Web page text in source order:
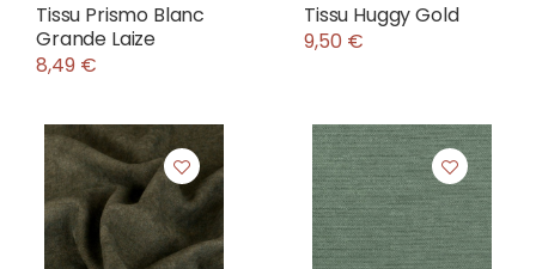
Tissu Prismo Blanc
Grande Laize
8,49 €
Tissu Huggy Gold
9,50 €